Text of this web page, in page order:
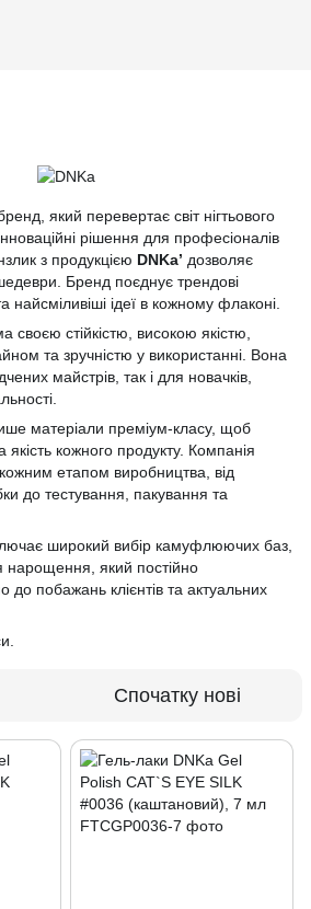
який перевертає світ нігтьового
рішення для професіоналів
з продукцією DNKa’ дозволяє
Бренд поєднує трендові
найсміливіші ідеї в кожному флаконі.
своєю стійкістю, високою якістю,
та зручністю у використанні. Вона
майстрів, так і для новачків,
матеріали преміум-класу, щоб
якість кожного продукту. Компанія
етапом виробництва, від
до тестування, пакування та
широкий вибір камуфлюючих баз,
нарощення, який постійно
до побажань клієнтів та актуальних
Спочатку нові